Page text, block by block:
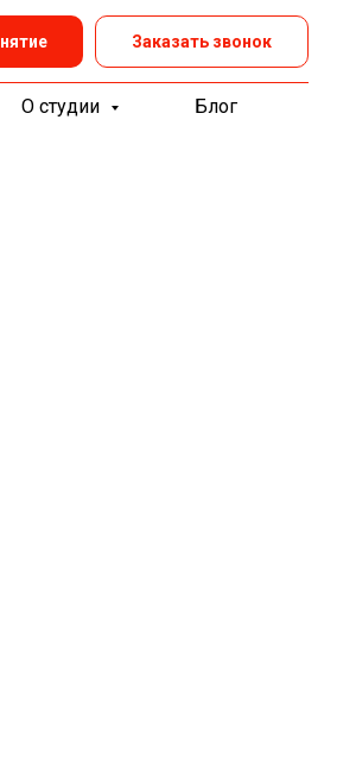
Заказать звонок
О студии
Блог